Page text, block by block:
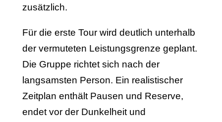
zusätzlich.
Für die erste Tour wird deutlich unterhalb
der vermuteten Leistungsgrenze geplant.
Die Gruppe richtet sich nach der
langsamsten Person. Ein realistischer
Zeitplan enthält Pausen und Reserve,
endet vor der Dunkelheit und